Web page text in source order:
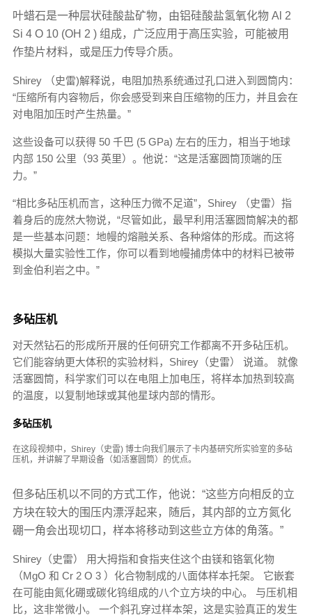
叶蜡石是一种层状硅酸盐矿物，由铝硅酸盐氢氧化物 Al 2
Si 4 O 10 (OH 2 ) 组成，广泛应用于高压实验，可能被用
作垫片材料，或是压力传导介质。
Shirey （史雷)解释说，电阻加热系统通过孔口进入到圆筒内：
“压缩所有内容物后，你会感受到来自压缩物的压力，并且会在
对电阻加压时产生热量。”
这些设备可以获得 50 千巴 (5 GPa) 左右的压力，相当于地球
内部 150 公里（93 英里）。他说：“这是活塞圆筒顶端的压
力。”
“相比多砧压机而言，这种压力微不足道”，Shirey （史雷）指
着身后的庞然大物说，“尽管如此，最早利用活塞圆筒解决的都
是一些基本问题：地幔的熔融关系、各种熔体的形成。而这将
模拟大量实验性工作，你可以看到地幔捕虏体中的材料已被带
到金伯利岩之中。”
多砧压机
对天然钻石的形成所开展的任何研究工作都离不开多砧压机。
它们能容纳更大体积的实验材料，Shirey（史雷） 说道。 就像
活塞圆筒，科学家们可以在电阻上加电压，将样本加热到较高
的温度，以复制地球或其他星球内部的情形。
多砧压机
在这段视频中，Shirey（史雷) 博士向我们展示了卡内基研究所实验室的多砧
压机，并讲解了早期设备（如活塞圆筒）的优点。
但多砧压机以不同的方式工作，他说：“这些方向相反的立
方块在较大的围压内漂浮起来，随后，其内部的立方氮化
硼一角会出现切口，样本将移动到这些立方体的角落。”
Shirey（史雷） 用大拇指和食指夹住这个由镁和铬氧化物
（MgO 和 Cr 2 O 3 ）化合物制成的八面体样本托架。 它嵌套
在可能由氮化硼或碳化钨组成的八个立方块的中心。 与压机相
比，这非常微小。 一个斜孔穿过样本架，这是实验真正的发生